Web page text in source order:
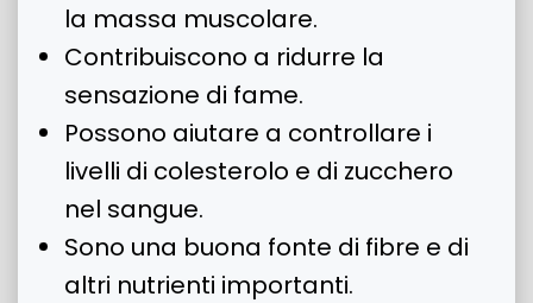
la massa muscolare.
Contribuiscono a ridurre la
sensazione di fame.
Possono aiutare a controllare i
livelli di colesterolo e di zucchero
nel sangue.
Sono una buona fonte di fibre e di
altri nutrienti importanti.